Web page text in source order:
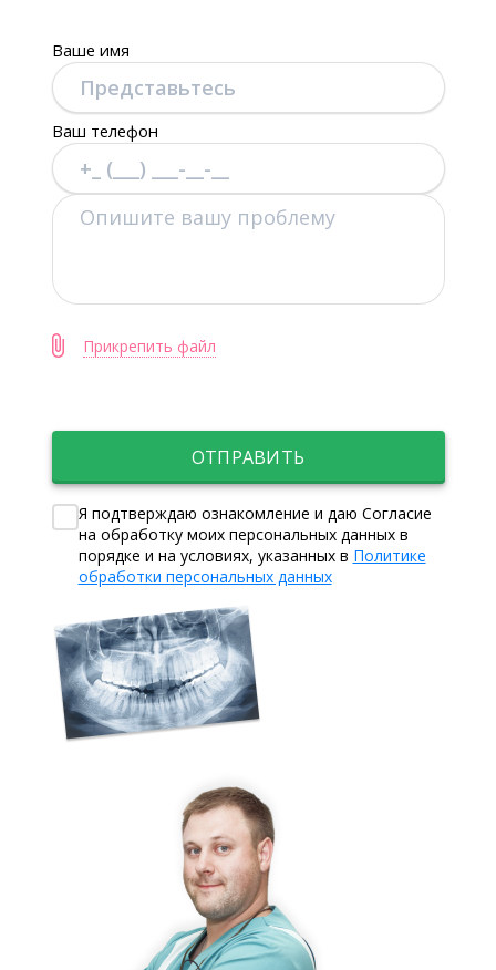
Ваше имя
Ваш телефон
Прикрепить файл
ОТПРАВИТЬ
Я подтверждаю ознакомление и даю Согласие
на обработку моих персональных данных в
порядке и на условиях, указанных в Политике
обработки персональных данных